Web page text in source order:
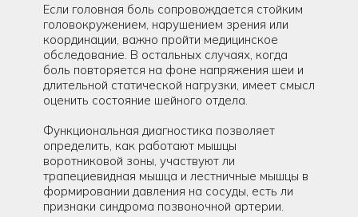
Если головная боль сопровождается стойким
головокружением, нарушением зрения или
координации, важно пройти медицинское
обследование. В остальных случаях, когда
боль повторяется на фоне напряжения шеи и
длительной статической нагрузки, имеет смысл
оценить состояние шейного отдела.
Функциональная диагностика позволяет
определить, как работают мышцы
воротниковой зоны, участвуют ли
трапециевидная мышца и лестничные мышцы в
формировании давления на сосуды, есть ли
признаки синдрома позвоночной артерии.